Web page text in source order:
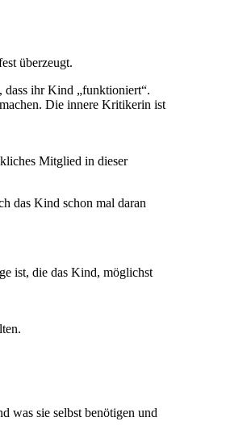
überzeugt.
dass ihr Kind „funktioniert“.
Die innere Kritikerin ist
Mitglied in dieser
das Kind schon mal daran
ist, die das Kind, möglichst
was sie selbst benötigen und